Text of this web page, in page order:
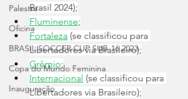
Palestra
Oficina
BRASIL SOCCER CUP SUB-16 2023
Copa do Mundo Feminina
Inauguração
Brasil 2024);
Fluminense;
Fortaleza (se classificou para
Libertadores via Brasileiro);
Grêmio;
Internacional (se classificou para
Libertadores via Brasileiro);